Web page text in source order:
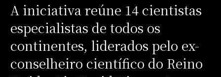
A iniciativa reúne 14 cientistas
especialistas de todos os
continentes, liderados pelo ex-
conselheiro científico do Reino